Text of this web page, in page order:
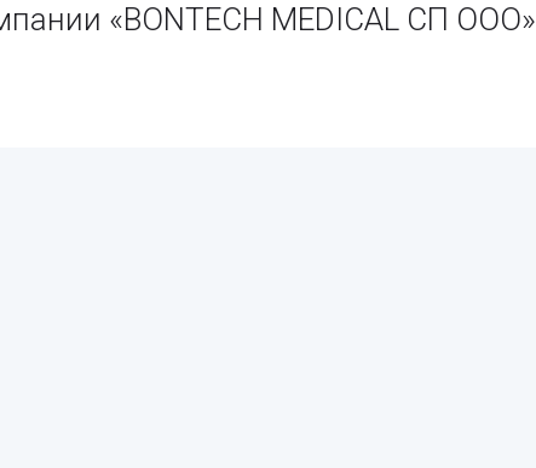
«BONTECH MEDICAL СП ООО»